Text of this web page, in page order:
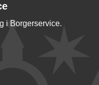
i Borgerservice.